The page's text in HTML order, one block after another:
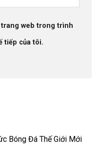
trang web trong trình
tiếp của tôi.
Bóng Đá Thế Giới Mới